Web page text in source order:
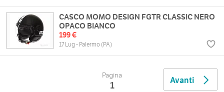
CASCO MOMO DESIGN FGTR CLASSIC NERO
OPACO BIANCO
199 €
17 Lug - Palermo (PA)
Pagina
1 Avanti